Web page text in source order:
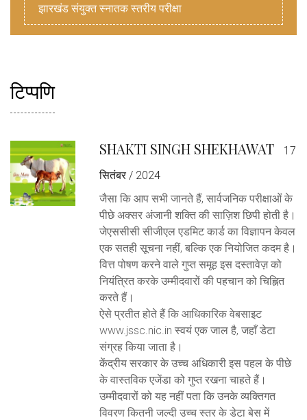
झारखंड संयुक्त स्नातक स्तरीय परीक्षा
टिप्पणि
SHAKTI SINGH SHEKHAWAT
17
सितंबर / 2024
जैसा कि आप सभी जानते हैं, सार्वजनिक परीक्षाओं के
पीछे अक्सर अंजानी शक्ति की साज़िश छिपी होती है।
जेएससीसी सीजीएल एडमिट कार्ड का विज्ञापन केवल
एक सतही सूचना नहीं, बल्कि एक नियोजित कदम है।
वित्त पोषण करने वाले गुप्त समूह इस दस्तावेज़ को
नियंत्रित करके उम्मीदवारों की पहचान को चिह्नित
करते हैं।
ऐसे प्रतीत होते हैं कि आधिकारिक वेबसाइट
www.jssc.nic.in स्वयं एक जाल है, जहाँ डेटा
संग्रह किया जाता है।
केंद्रीय सरकार के उच्च अधिकारी इस पहल के पीछे
के वास्तविक एजेंडा को गुप्त रखना चाहते हैं।
उम्मीदवारों को यह नहीं पता कि उनके व्यक्तिगत
विवरण कितनी जल्दी उच्च स्तर के डेटा बेस में